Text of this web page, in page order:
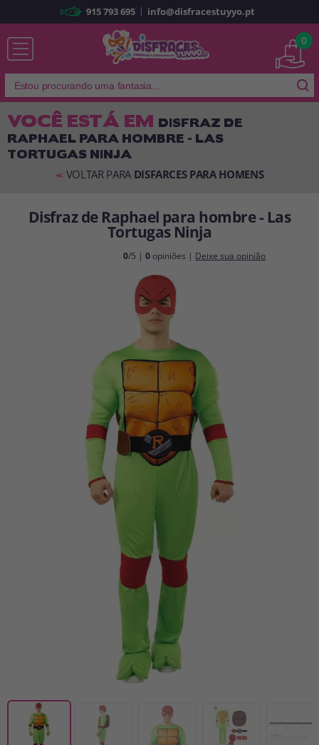
Já sou cliente
Lembrar-me Esqueceu sua senha?
ENTRAR
É a minha primeira vez
Sou novo
disfracestuyyo.pt
compras rapidamente em nossa loja virtual, verificar o status de seus
pedidos e consultar suas operações anteriores.
Vá em frente! Estávamos esperando por você.
CRIAR CONTA
915 793 695 | info@disfracestuyyo.pt
0
VOCÊ ESTÁ EM DISFRAZ DE
RAPHAEL PARA HOMBRE - LAS
TORTUGAS NINJA
<< VOLTAR PARA DISFARCES PARA HOMENS
Disfraz de Raphael para hombre - Las
Tortugas Ninja
0/5 |0 opiniões | Deixe sua opinião